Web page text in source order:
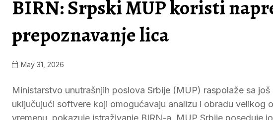
BIRN: Srpski MUP koristi
prepoznavanje lica
May 31, 2026
Ministarstvo unutrašnjih poslova Srbije (MUP) raspolaže sa
uključujući softvere koji omogućavaju analizu i obradu velikog
vremenu, pokazuje istraživanje BIRN-a. MUP Srbije poseduje